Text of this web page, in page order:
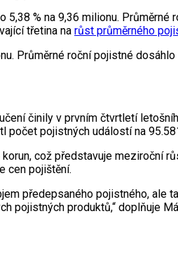
5,38 % na 9,36 milionu.
třetina na růst průměrného
Průměrné roční pojistné
činily v prvním čtvrtletí
pojistných událostí na
což představuje meziroční
cen pojištění.
předepsaného pojistného,
pojistných produktů,“ doplňuje